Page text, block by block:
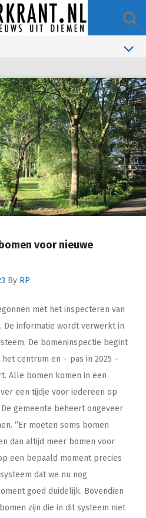
voor nieuwe
By RP
met het inspecteren van
informatie wordt verwerkt in
De bomeninspectie begint
het centrum en – pas in 2025 –
Alle bomen komen in een
een tijdje voor iedereen op
gemeente beheert ongeveer
‘’Er moeten soms bomen
dan altijd meer bomen voor
een bepaald moment precies
dat we nu nog
goed duidelijk. Bovendien
zijn die in dit systeem niet